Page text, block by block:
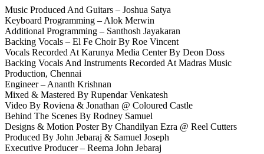
Music Produced And Guitars – Joshua Satya
Keyboard Programming – Alok Merwin
Additional Programming – Santhosh Jayakaran
Backing Vocals – El Fe Choir By Roe Vincent
Vocals Recorded At Karunya Media Center By Deon Doss
Backing Vocals And Instruments Recorded At Madras Music
Production, Chennai
Engineer – Ananth Krishnan
Mixed & Mastered By Rupendar Venkatesh
Video By Roviena & Jonathan @ Coloured Castle
Behind The Scenes By Rodney Samuel
Designs & Motion Poster By Chandilyan Ezra @ Reel Cutters
Produced By John Jebaraj & Samuel Joseph
Executive Producer – Reema John Jebaraj